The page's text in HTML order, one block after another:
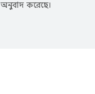
অনুবাদ করেছে।